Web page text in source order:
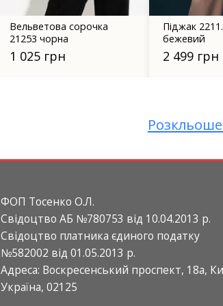
Піджак 2211.6086
бежевий
2 499 грн
Піджак 2211-
пудра
2 695 грн
ФОП Тосенко О.Л.
Свідоцтво АБ №780753 від 10.04.2013 р.
Свідоцтво платника єдиного податку
№582002 від 01.05.2013 р.
Адреса: Воскресенський проспект, 18а,
Україна, 02125